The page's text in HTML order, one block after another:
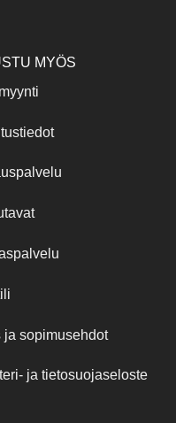
MYÖS
ja sopimusehdot
ja tietosuojaseloste